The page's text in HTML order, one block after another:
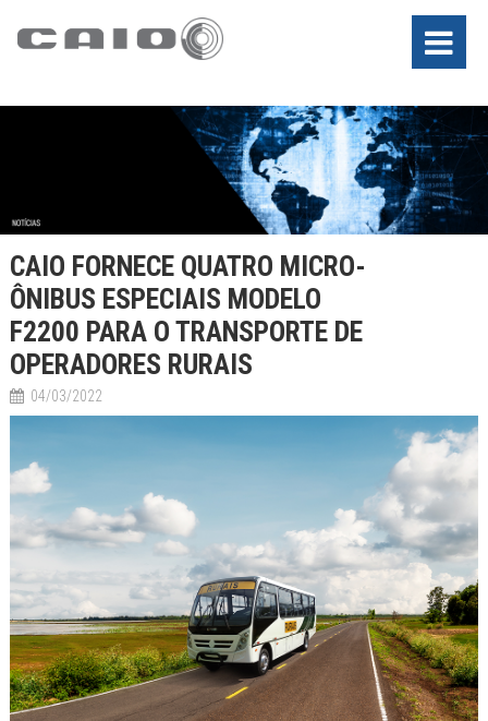
CAIO FORNECE QUATRO MICRO-
ÔNIBUS ESPECIAIS MODELO
F2200 PARA O TRANSPORTE DE
OPERADORES RURAIS
04/03/2022